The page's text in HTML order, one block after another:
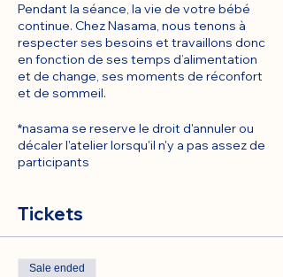
Pendant la séance, la vie de votre bébé
continue. Chez Nasama, nous tenons à
respecter ses besoins et travaillons donc
en fonction de ses temps d’alimentation
et de change, ses moments de réconfort
et de sommeil.
*nasama se reserve le droit d'annuler ou
décaler l'atelier lorsqu'il n'y a pas assez de
participants
Tickets
Sale ended